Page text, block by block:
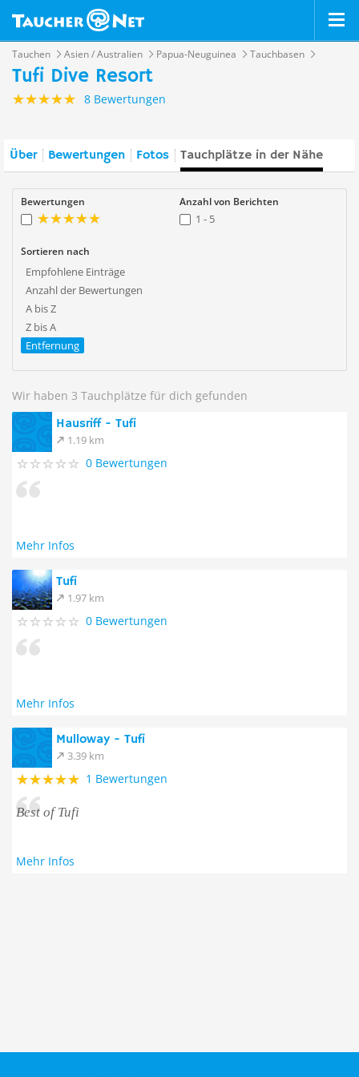
Tauchen Asien / Australien Papua-Neuguinea Tauchbasen
Tufi Dive Resort
8 Bewertungen
Über Bewertungen Fotos Tauchplätze in der Nähe
Bewertungen Anzahl von Berichten
1 - 5
Sortieren nach
Empfohlene Einträge
Anzahl der Bewertungen
A bis Z
Z bis A
Entfernung
Wir haben 3 Tauchplätze für dich gefunden
Hausriff - Tufi
1.19 km
0 Bewertungen
Mehr Infos
Tufi
1.97 km
0 Bewertungen
Mehr Infos
Mulloway - Tufi
3.39 km
1 Bewertungen
Best of Tufi
Mehr Infos